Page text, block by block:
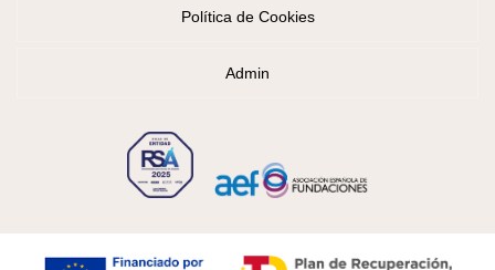
Política de Cookies
Admin